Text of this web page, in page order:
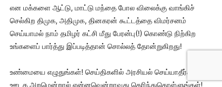
என மக்களை ஆட்டு, மாட்டு மந்தை போல விலைக்கு வாங்கிச்
செல்கிற திமுக, அதிமுக, தினகரன் கூட்டத்தை விமர்சனம்
செய்யாமல் நாம் தமிழர் கட்சி மீது பேரன்பு(!) கொண்டு நிற்கிற
உங்களைப் பார்த்து இப்படித்தான் சொல்லத் தோன்றுகிறது!
உண்மையை எழுதுங்கள்! செய்திகளில் அரசியல் செய்யாதீர்கள்!
ஊடக அறமென்றால் என்னவென்றாவது தெரிந்துகொள்ளுங்கள்!